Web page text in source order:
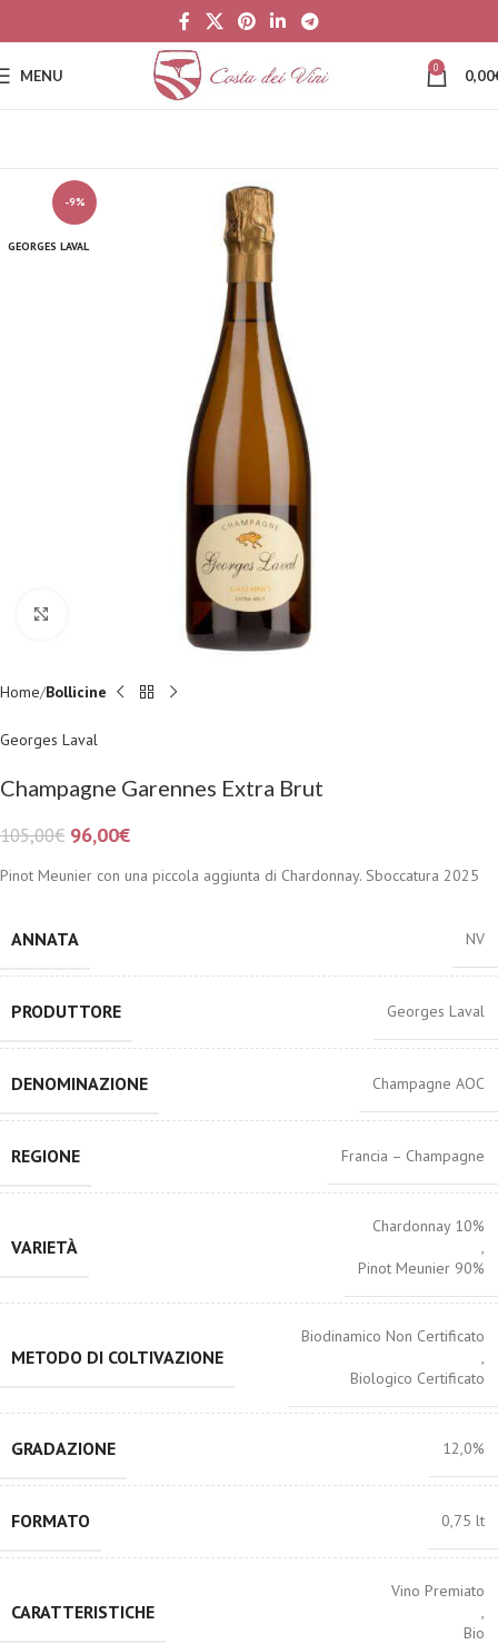
MENU 0 0,00
-9%
GEORGES LAVAL
Fai clic per ingrandire
Home Bollicine
Georges Laval
Champagne Garennes Extra Brut
105,00€ 96,00€
Pinot Meunier con una piccola aggiunta di Chardonnay. Sboccatura 2025
ANNATA NV
PRODUTTORE Georges Laval
DENOMINAZIONE Champagne AOC
REGIONE Francia – Champagne
VARIETÀ
Chardonnay 10%
,
Pinot Meunier 90%
METODO DI COLTIVAZIONE
Biodinamico Non Certificato
,
Biologico Certificato
GRADAZIONE 12,0%
FORMATO 0,75 lt
CARATTERISTICHE
Vino Premiato
,
Bio